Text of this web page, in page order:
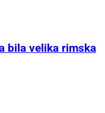
bila velika rimska